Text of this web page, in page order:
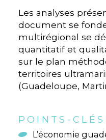
Les analyses
document se
multirégional se
quantitatif et
sur le plan
territoires
(Guadeloupe,
POINTS-CLÉS
L’économie